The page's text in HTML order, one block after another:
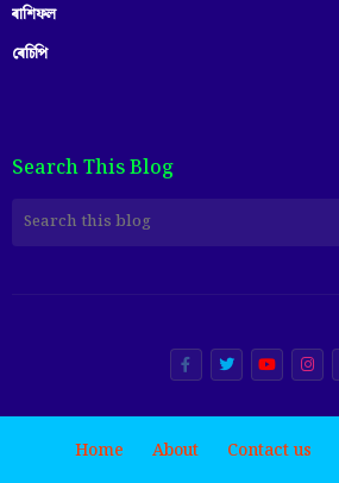
ৰাশিফল
ৰেচিপি
Search This Blog
Home About Contact us